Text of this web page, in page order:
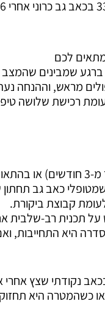
לכם
שמבינים שהמצב
ב-
קבוצת ביקורת.
תכנית רב-שלבית
היא התחייבות,
נקודתי שצץ אחרי
כשהמטרה היא